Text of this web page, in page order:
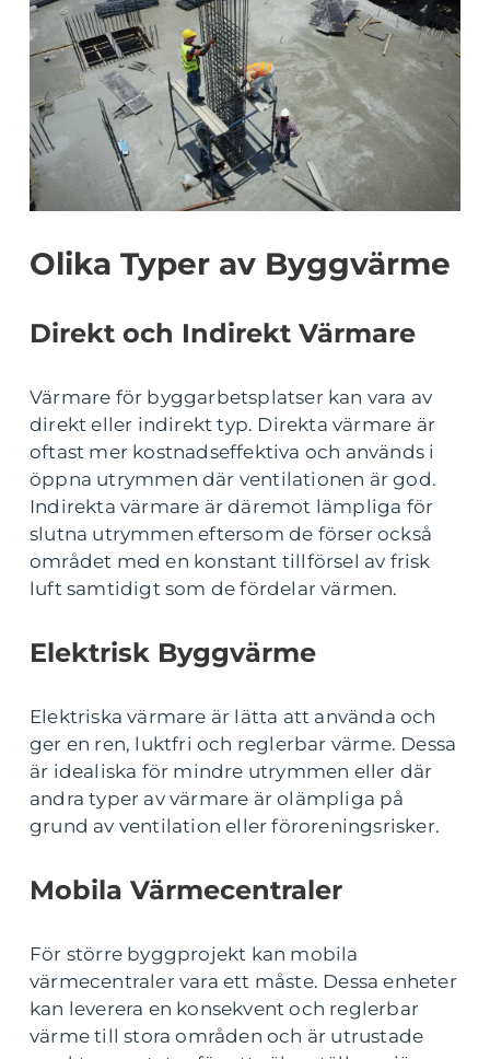
Olika Typer av Byggvärme
Direkt och Indirekt Värmare
Värmare för byggarbetsplatser kan vara av
direkt eller indirekt typ. Direkta värmare är
oftast mer kostnadseffektiva och används i
öppna utrymmen där ventilationen är god.
Indirekta värmare är däremot lämpliga för
slutna utrymmen eftersom de förser också
området med en konstant tillförsel av frisk
luft samtidigt som de fördelar värmen.
Elektrisk Byggvärme
Elektriska värmare är lätta att använda och
ger en ren, luktfri och reglerbar värme. Dessa
är idealiska för mindre utrymmen eller där
andra typer av värmare är olämpliga på
grund av ventilation eller föroreningsrisker.
Mobila Värmecentraler
För större byggprojekt kan mobila
värmecentraler vara ett måste. Dessa enheter
kan leverera en konsekvent och reglerbar
värme till stora områden och är utrustade